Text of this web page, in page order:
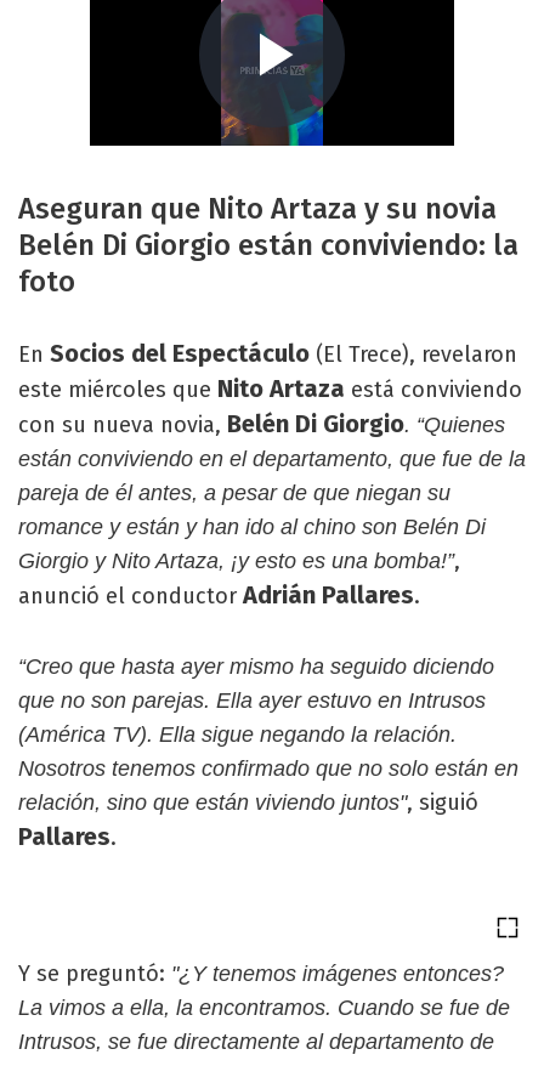
Aseguran que Nito Artaza y su novia
Belén Di Giorgio están conviviendo: la
foto
En Socios del Espectáculo (El Trece), revelaron
este miércoles que Nito Artaza está conviviendo
con su nueva novia, Belén Di Giorgio. “Quienes
están conviviendo en el departamento, que fue de la
pareja de él antes, a pesar de que niegan su
romance y están y han ido al chino son Belén Di
Giorgio y Nito Artaza, ¡y esto es una bomba!”,
anunció el conductorAdrián Pallares.
“Creo que hasta ayer mismo ha seguido diciendo
que no son parejas. Ella ayer estuvo en Intrusos
(América TV). Ella sigue negando la relación.
Nosotros tenemos confirmado que no solo están en
relación, sino que están viviendo juntos", siguió
Pallares.
Y se preguntó: "¿Y tenemos imágenes entonces?
La vimos a ella, la encontramos. Cuando se fue de
Intrusos, se fue directamente al departamento de